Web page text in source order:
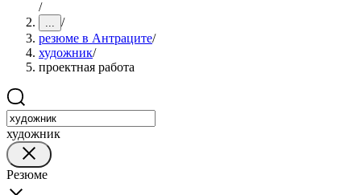
/
... /
резюме в Антраците/
художник/
проектная работа
художник
Резюме